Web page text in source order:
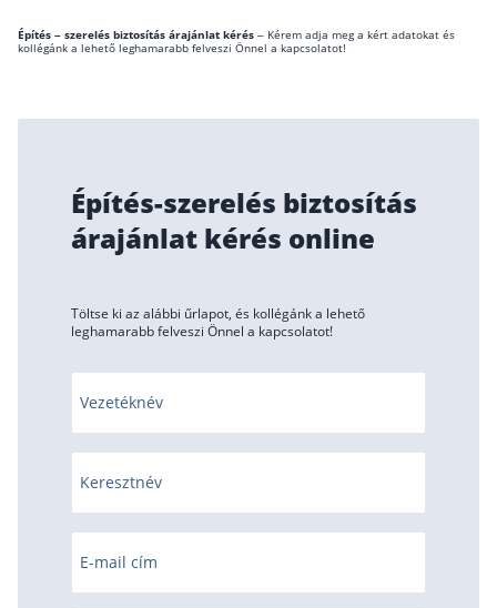
Kapcsolat
Gépjárműs hírek
Építés – szerelés biztosítás árajánlat kérés – Kérem adja meg a kért adatokat és
kollégánk a lehető leghamarabb felveszi Önnel a kapcsolatot!
Építés-szerelés biztosítás
árajánlat kérés online
Töltse ki az alábbi űrlapot, és kollégánk a lehető
leghamarabb felveszi Önnel a kapcsolatot!
Vezetéknév
Keresztnév
E-mail cím